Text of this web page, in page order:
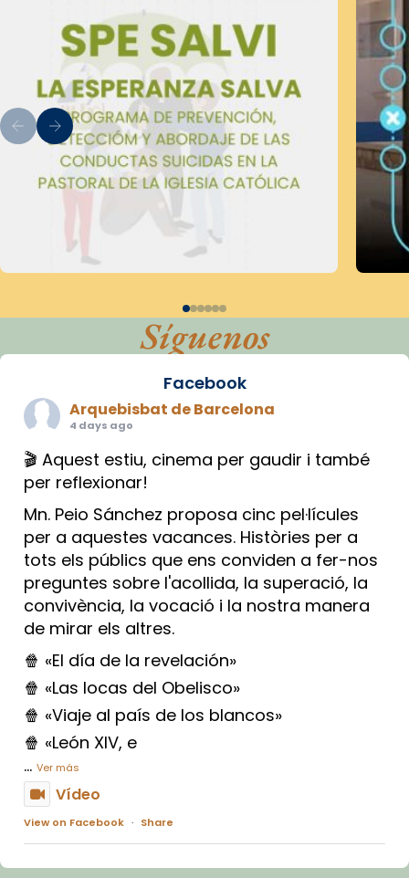
Síguenos
Facebook
Arquebisbat de Barcelona
4 days ago
🎬 Aquest estiu, cinema per gaudir i també
per reflexionar!
Mn. Peio Sánchez proposa cinc pel·lícules
per a aquestes vacances. Històries per a
tots els públics que ens conviden a fer-nos
preguntes sobre l'acollida, la superació, la
convivència, la vocació i la nostra manera
de mirar els altres.
🍿 «El día de la revelación»
🍿 «Las locas del Obelisco»
🍿 «Viaje al país de los blancos»
🍿 «León XIV, e
... Ver más
Vídeo
View on Facebook · Share
Arquebisbat de Barcelona